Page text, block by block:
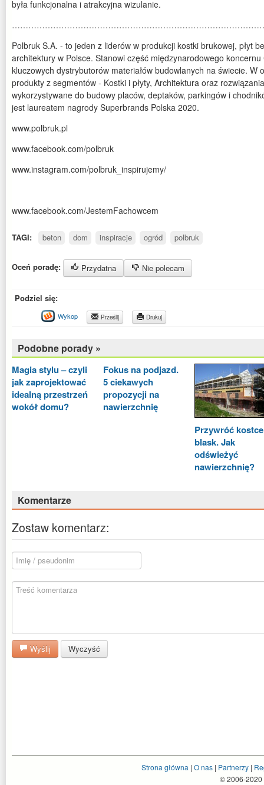
była funkcjonalna i atrakcyjna wizulanie.
Polbruk S.A. - to jeden z liderów w produkcji kostki brukowej, płyt
architektury w Polsce. Stanowi część międzynarodowego
kluczowych dystrybutorów materiałów budowlanych na świecie. W
produkty z segmentów - Kostki i płyty, Architektura oraz
wykorzystywane do budowy placów, deptaków, parkingów i
jest laureatem nagrody Superbrands Polska 2020.
www.polbruk.pl
www.facebook.com/polbruk
www.instagram.com/polbruk_inspirujemy/
www.facebook.com/JestemFachowcem
TAGI: beton dom inspiracje ogród polbruk
Oceń poradę: Przydatna Nie polecam
Podziel się:
Wykop Prześlij Drukuj
Podobne porady »
Magia stylu – czyli
jak zaprojektować
idealną przestrzeń
wokół domu?
Fokus na podjazd.
5 ciekawych
propozycji na
nawierzchnię
Przywróć kostce
blask. Jak
odświeżyć
nawierzchnię?
Komentarze
Zostaw komentarz:
Wyślij Wyczyść
Strona główna | O nas| Partnerzy|
© 2006-2020